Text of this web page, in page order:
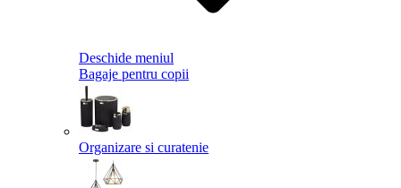
Deschide meniul
Bagaje pentru copii
Organizare si curatenie